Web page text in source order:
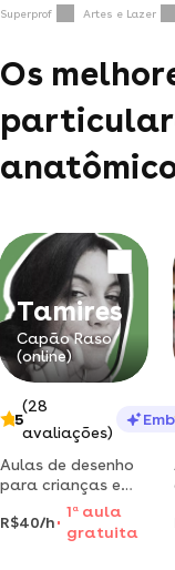
Superprof Artes e Lazer
Os
Tamires
Capão Raso
(online)
5
(28
avaliações)
Aulas de desenho
para crianças e
adolescentes, de 8
à 16 anos.
R$40/h
1 aaula
gratuita